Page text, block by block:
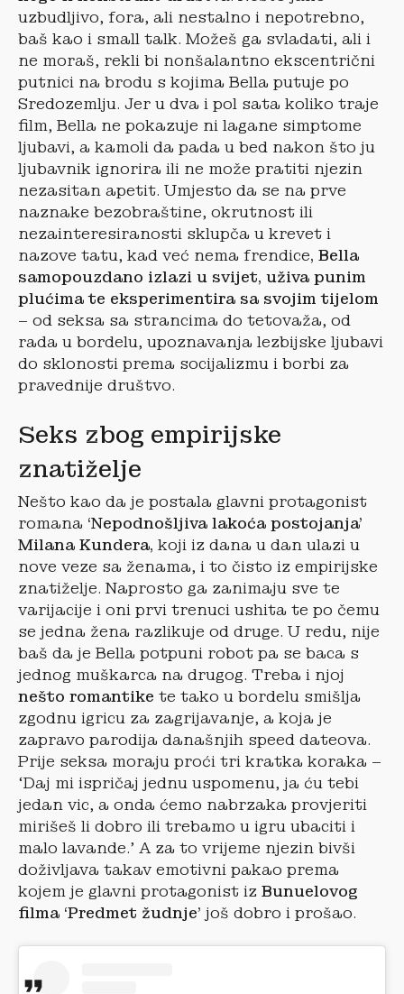
uzbudljivo, fora, ali nestalno i nepotrebno,
baš kao i small talk. Možeš ga svladati, ali i
ne moraš, rekli bi nonšalantno ekscentrični
putnici na brodu s kojima Bella putuje po
Sredozemlju. Jer u dva i pol sata koliko traje
film, Bella ne pokazuje ni lagane simptome
ljubavi, a kamoli da pada u bed nakon što ju
ljubavnik ignorira ili ne može pratiti njezin
nezasitan apetit. Umjesto da se na prve
naznake bezobraštine, okrutnost ili
nezainteresiranosti sklupča u krevet i
nazove tatu, kad već nema frendice, Bella
samopouzdano izlazi u svijet, uživa punim
plućima te eksperimentira sa svojim tijelom
– od seksa sa strancima do tetovaža, od
rada u bordelu, upoznavanja lezbijske ljubavi
do sklonosti prema socijalizmu i borbi za
pravednije društvo.
Seks zbog empirijske
znatiželje
Nešto kao da je postala glavni protagonist
romana ‘Nepodnošljiva lakoća postojanja’
Milana Kundera, koji iz dana u dan ulazi u
nove veze sa ženama, i to čisto iz empirijske
znatiželje. Naprosto ga zanimaju sve te
varijacije i oni prvi trenuci ushita te po čemu
se jedna žena razlikuje od druge. U redu, nije
baš da je Bella potpuni robot pa se baca s
jednog muškarca na drugog. Treba i njoj
nešto romantike te tako u bordelu smišlja
zgodnu igricu za zagrijavanje, a koja je
zapravo parodija današnjih speed dateova.
Prije seksa moraju proći tri kratka koraka –
‘Daj mi ispričaj jednu uspomenu, ja ću tebi
jedan vic, a onda ćemo nabrzaka provjeriti
mirišeš li dobro ili trebamo u igru ubaciti i
malo lavande.’ A za to vrijeme njezin bivši
doživljava takav emotivni pakao prema
kojem je glavni protagonist iz Bunuelovog
filma ‘Predmet žudnje’ još dobro i prošao.